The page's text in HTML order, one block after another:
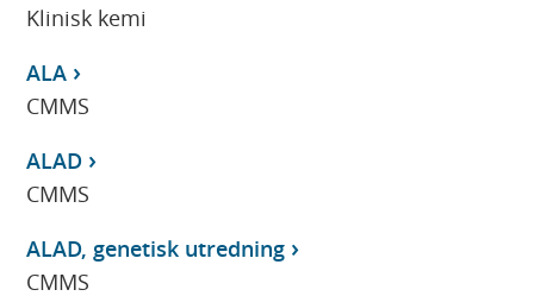
Klinisk kemi
ALA
CMMS
ALAD
CMMS
ALAD, genetisk utredning
CMMS